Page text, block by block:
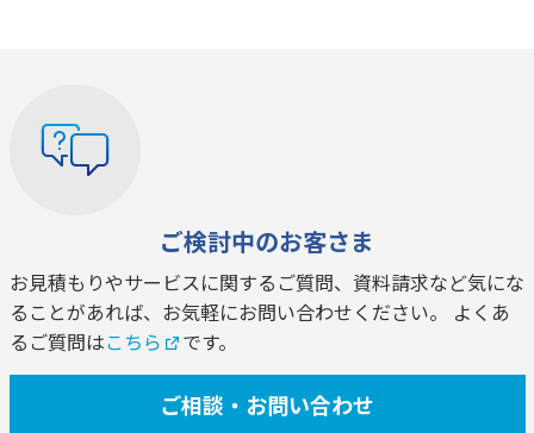
ご検討中のお客さま
お見積もりやサービスに関するご質問、資料請求など気にな
ることがあれば、お気軽にお問い合わせください。 よくあ
るご質問はこちら です。
ご相談・お問い合わせ